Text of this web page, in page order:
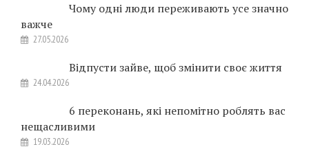
Чому одні люди переживають усе значно
важче
27.05.2026
Відпусти зайве, щоб змінити своє життя
24.04.2026
6 переконань, які непомітно роблять вас
нещасливими
19.03.2026